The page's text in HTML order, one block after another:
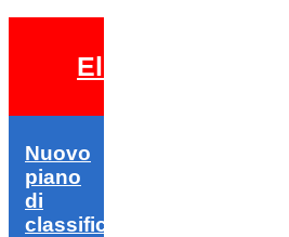
Elezioni 2026
Nuovo
piano
di
classifica